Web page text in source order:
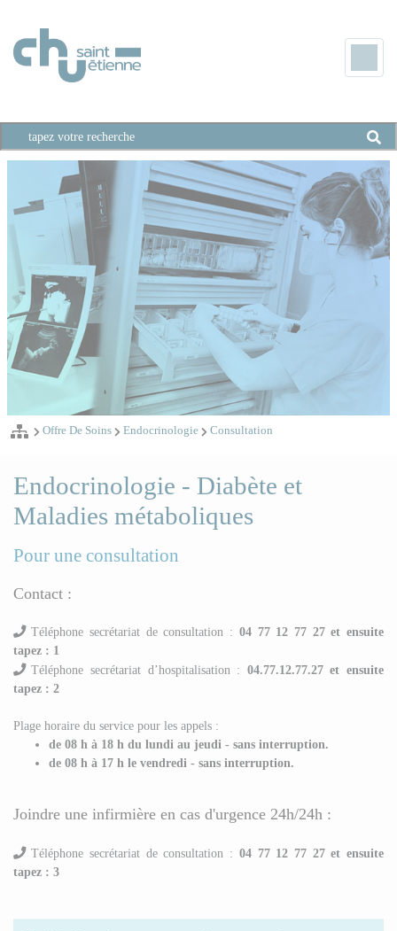
Offre De Soins Endocrinologie Consultation
Endocrinologie - Diabète et
Maladies métaboliques
Pour une consultation
Contact :
Téléphone secrétariat de consultation : 04 77 12 77 27 et ensuite
tapez : 1
Téléphone secrétariat d’hospitalisation : 04.77.12.77.27 et ensuite
tapez : 2
Plage horaire du service pour les appels :
de 08 h à 18 h du lundi au jeudi - sans interruption.
de 08 h à 17 h le vendredi - sans interruption.
Joindre une infirmière en cas d'urgence 24h/24h :
Téléphone secrétariat de consultation : 04 77 12 77 27 et ensuite
tapez : 3